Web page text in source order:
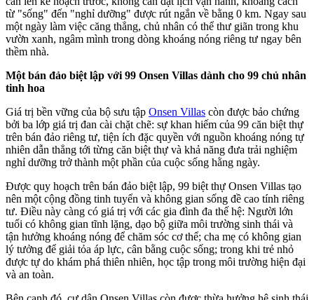
từ "sống" đến "nghỉ dưỡng" được rút ngắn về bằng 0 km. Ngay sau
một ngày làm việc căng thẳng, chủ nhân có thể thư giãn trong khu
vườn xanh, ngâm mình trong dòng khoáng nóng riêng tư ngay bên
thềm nhà.
Một bán đảo biệt lập với 99 Onsen Villas dành cho 99 chủ nhân
tinh hoa
Giá trị bền vững của bộ sưu tập Onsen Villas còn được bảo chứng
bởi ba lớp giá trị đan cài chặt chẽ: sự khan hiếm của 99 căn biệt thự
trên bán đảo riêng tư, tiện ích đặc quyền với nguồn khoáng nóng tự
nhiên dẫn thẳng tới từng căn biệt thự và khả năng đưa trải nghiệm
nghỉ dưỡng trở thành một phần của cuộc sống hằng ngày.
Được quy hoạch trên bán đảo biệt lập, 99 biệt thự Onsen Villas tạo
nên một cộng đồng tinh tuyển và không gian sống đề cao tính riêng
tư. Điều này càng có giá trị với các gia đình đa thế hệ: Người lớn
tuổi có không gian tĩnh lặng, dạo bộ giữa môi trường sinh thái và
tận hưởng khoáng nóng để chăm sóc cơ thể; cha mẹ có không gian
lý tưởng để giải tỏa áp lực, cân bằng cuộc sống; trong khi trẻ nhỏ
được tự do khám phá thiên nhiên, học tập trong môi trường hiện đại
và an toàn.